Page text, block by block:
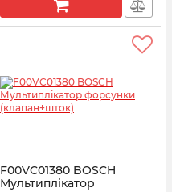
F00VC01380 BOSCH
Мультиплікатор